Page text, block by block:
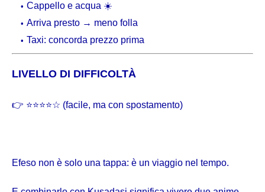
Cappello e acqua ☀️
Arriva presto → meno folla
Taxi: concorda prezzo prima
LIVELLO DI DIFFICOLTÀ
👉 ⭐⭐⭐⭐☆ (facile, ma con spostamento)
Efeso non è solo una tappa: è un viaggio nel tempo.